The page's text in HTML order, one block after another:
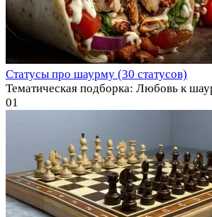
Статусы про шаурму (30 статусов)
Тематическая подборка: Любовь к
01